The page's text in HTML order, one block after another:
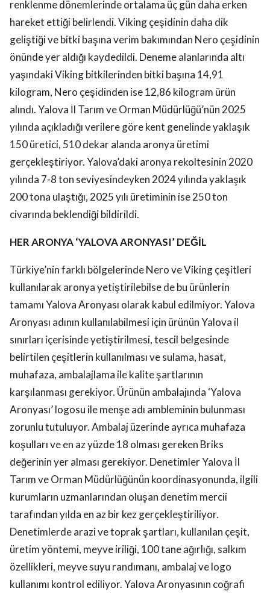
renklenme dönemlerinde ortalama üç gün daha erken
hareket ettiği belirlendi. Viking çeşidinin daha dik
geliştiği ve bitki başına verim bakımından Nero çeşidinin
önünde yer aldığı kaydedildi. Deneme alanlarında altı
yaşındaki Viking bitkilerinden bitki başına 14,91
kilogram, Nero çeşidinden ise 12,86 kilogram ürün
alındı. Yalova İl Tarım ve Orman Müdürlüğü’nün 2025
yılında açıkladığı verilere göre kent genelinde yaklaşık
150 üretici, 510 dekar alanda aronya üretimi
gerçekleştiriyor. Yalova’daki aronya rekoltesinin 2020
yılında 7-8 ton seviyesindeyken 2024 yılında yaklaşık
200 tona ulaştığı, 2025 yılı üretiminin ise 250 ton
civarında beklendiği bildirildi.
HER ARONYA ‘YALOVA ARONYASI’ DEĞİL
Türkiye’nin farklı bölgelerinde Nero ve Viking çeşitleri
kullanılarak aronya yetiştirilebilse de bu ürünlerin
tamamı Yalova Aronyası olarak kabul edilmiyor. Yalova
Aronyası adının kullanılabilmesi için ürünün Yalova il
sınırları içerisinde yetiştirilmesi, tescil belgesinde
belirtilen çeşitlerin kullanılması ve sulama, hasat,
muhafaza, ambalajlama ile kalite şartlarının
karşılanması gerekiyor. Ürünün ambalajında ‘Yalova
Aronyası’ logosu ile menşe adı ambleminin bulunması
zorunlu tutuluyor. Ambalaj üzerinde ayrıca muhafaza
koşulları ve en az yüzde 18 olması gereken Briks
değerinin yer alması gerekiyor. Denetimler Yalova İl
Tarım ve Orman Müdürlüğünün koordinasyonunda, ilgili
kurumların uzmanlarından oluşan denetim mercii
tarafından yılda en az bir kez gerçekleştiriliyor.
Denetimlerde arazi ve toprak şartları, kullanılan çeşit,
üretim yöntemi, meyve iriliği, 100 tane ağırlığı, salkım
özellikleri, meyve suyu randımanı, ambalaj ve logo
kullanımı kontrol ediliyor. Yalova Aronyasının coğrafi